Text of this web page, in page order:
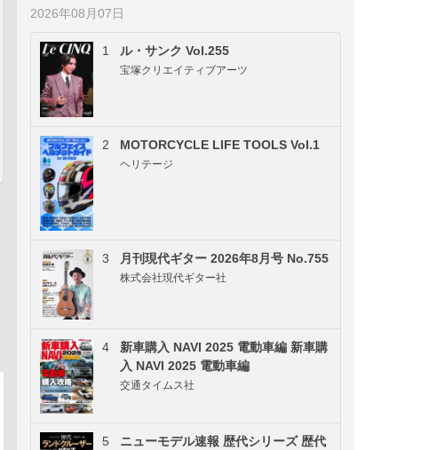
2026年08月07日
1 ル・サンク Vol.255
宝塚クリエイティブアーツ
2 MOTORCYCLE LIFE TOOLS Vol.1
ヘリテージ
3 月刊現代ギター 2026年8月号 No.755
株式会社現代ギター社
4
新車購入 NAVI 2025 電動車編 新車購
入 NAVI 2025 電動車編
交通タイムス社
5
ニューモデル速報 歴代シリーズ 歴代